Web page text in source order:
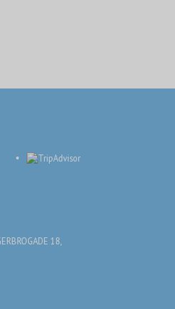
18,